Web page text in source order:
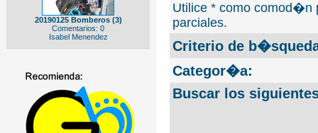
20190125 Bomberos (3)
Comentarios: 0
Isabel Menendez
Utilice * como comod�n
parciales.
Criterio de
Categor�a:
Buscar los